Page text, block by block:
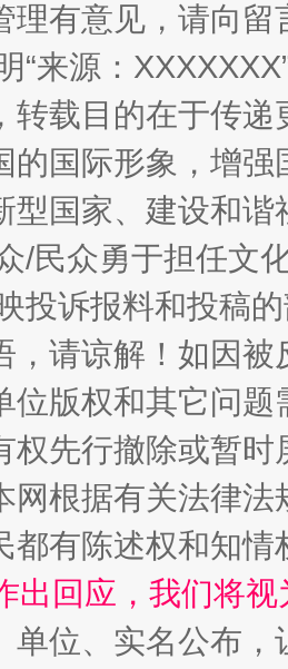
背后
症？
理有意见，请向
“来源：
转载目的在于传
的国际形象，增
型国家、建设和
/民众勇于担任文
投诉报料和投稿
，请谅解！如因
位版权和其它问题
权先行撤除或暂
网根据有关法律
都有陈述权和知情
出回应，我们将
单位、实名公布